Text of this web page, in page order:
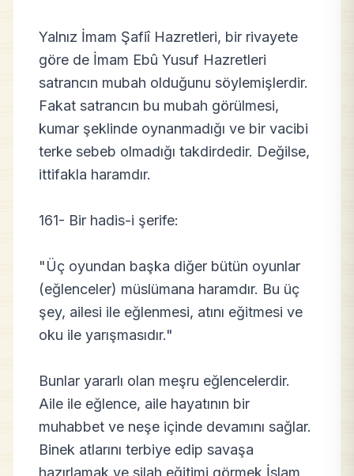
Yalnız İmam Şafiî Hazretleri, bir rivayete
göre de İmam Ebû Yusuf Hazretleri
satrancın mubah olduğunu söylemişlerdir.
Fakat satrancın bu mubah görülmesi,
kumar şeklinde oynanmadığı ve bir vacibi
terke sebeb olmadığı takdirdedir. Değilse,
ittifakla haramdır.
161- Bir hadis-i şerife:
"Üç oyundan başka diğer bütün oyunlar
(eğlenceler) müslümana haramdır. Bu üç
şey, ailesi ile eğlenmesi, atını eğitmesi ve
oku ile yarışmasıdır."
Bunlar yararlı olan meşru eğlencelerdir.
Aile ile eğlence, aile hayatının bir
muhabbet ve neşe içinde devamını sağlar.
Binek atlarını terbiye edip savaşa
hazırlamak ve silah eğitimi görmek İslam